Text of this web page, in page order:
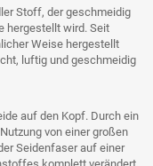
Stoff, der geschmeidig
hergestellt wird. Seit
Weise hergestellt
luftig und geschmeidig
auf den Kopf. Durch ein
von einer großen
Seidenfaser auf einer